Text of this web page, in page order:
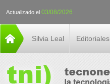
Actualizado el 03/08/2026
Silvia Leal Editoriales